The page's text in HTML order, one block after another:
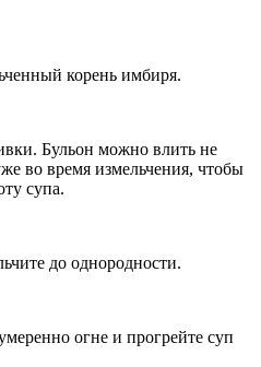
корень имбиря.
Бульон можно влить не
во время измельчения, чтобы
супа.
до однородности.
огне и прогрейте суп